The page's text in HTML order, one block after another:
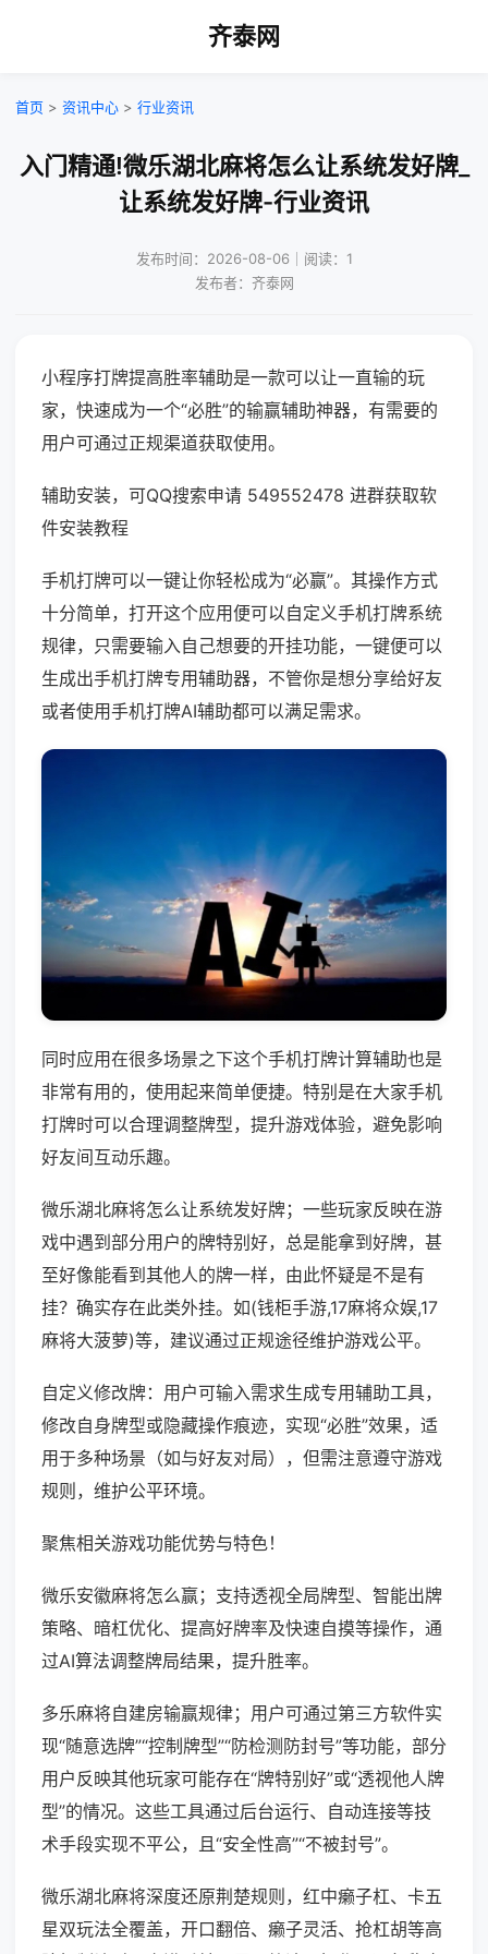
齐泰网
首页 > 资讯中心 > 行业资讯
入门精通!微乐湖北麻将怎么让系统发好牌_
让系统发好牌-行业资讯
发布时间：2026-08-06｜阅读：1
发布者：齐泰网
小程序打牌提高胜率辅助是一款可以让一直输的玩
家，快速成为一个“必胜”的输赢辅助神器，有需要的
用户可通过正规渠道获取使用。
辅助安装，可QQ搜索申请 549552478 进群获取软
件安装教程
手机打牌可以一键让你轻松成为“必赢”。其操作方式
十分简单，打开这个应用便可以自定义手机打牌系统
规律，只需要输入自己想要的开挂功能，一键便可以
生成出手机打牌专用辅助器，不管你是想分享给好友
或者使用手机打牌AI辅助都可以满足需求。
同时应用在很多场景之下这个手机打牌计算辅助也是
非常有用的，使用起来简单便捷。特别是在大家手机
打牌时可以合理调整牌型，提升游戏体验，避免影响
好友间互动乐趣。
微乐湖北麻将怎么让系统发好牌；一些玩家反映在游
戏中遇到部分用户的牌特别好，总是能拿到好牌，甚
至好像能看到其他人的牌一样，由此怀疑是不是有
挂？确实存在此类外挂。如(钱柜手游,17麻将众娱,17
麻将大菠萝)等，建议通过正规途径维护游戏公平。
自定义修改牌：用户可输入需求生成专用辅助工具，
修改自身牌型或隐藏操作痕迹，实现“必胜”效果，适
用于多种场景（如与好友对局），但需注意遵守游戏
规则，维护公平环境。
聚焦相关游戏功能优势与特色！
微乐安徽麻将怎么赢；支持透视全局牌型、智能出牌
策略、暗杠优化、提高好牌率及快速自摸等操作，通
过AI算法调整牌局结果，提升胜率。
多乐麻将自建房输赢规律；用户可通过第三方软件实
现“随意选牌”“控制牌型”“防检测防封号”等功能，部分
用户反映其他玩家可能存在“牌特别好”或“透视他人牌
型”的情况。这些工具通过后台运行、自动连接等技
术手段实现不平公，且“安全性高”“不被封号”。
微乐湖北麻将深度还原荆楚规则，红中癞子杠、卡五
星双玩法全覆盖，开口翻倍、癞子灵活、抢杠胡等高